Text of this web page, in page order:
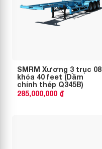
SMRM Xương 3 trục 08
khóa 40 feet (Dầm
chính thép Q345B)
285,000,000 ₫